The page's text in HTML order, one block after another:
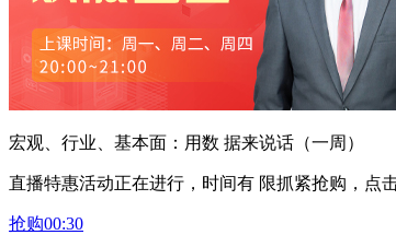
宏观、行业、基本面：用数 据来说话（一周）
直播特惠活动正在进行，时间有 限抓紧抢购，点
抢购00:30